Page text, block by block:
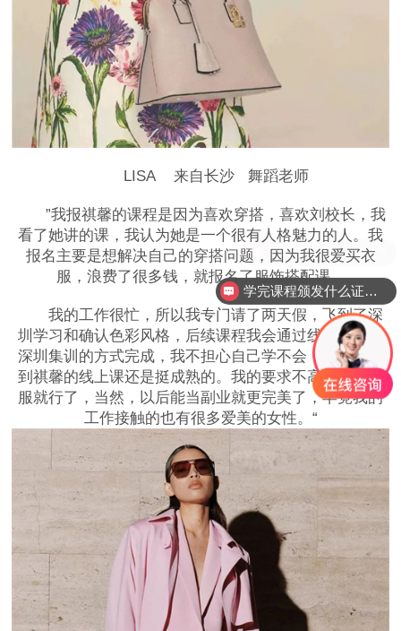
LISA 来自长沙 舞蹈老师
”我报祺馨的课程是因为喜欢穿搭，喜欢刘校长，我
看了她讲的课，我认为她是一个很有人格魅力的人。我
报名主要是想解决自己的穿搭问题，因为我很爱买衣
服，浪费了很多钱，就报名了服饰搭配课。
我的工作很忙，所以我专门请了两天假，飞到了深
圳学习和确认色彩风格，后续课程我会通过线上学习，
深圳集训的方式完成，我不担心自己学不会，因为了解
到祺馨的线上课还是挺成熟的。我的要求不高，穿对衣
服就行了，当然，以后能当副业就更完美了，毕竟我的
工作接触的也有很多爱美的女性。“
服装搭配课程费用是多少？
学完课程颁发什么证书？